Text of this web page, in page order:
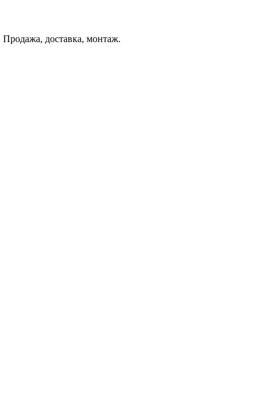
доставка, монтаж.